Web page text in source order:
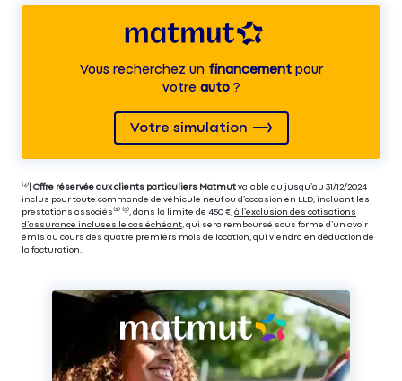
Vous recherchez unfinancementpour
votre auto?
Votre simulation
⁽⁴⁾| Offre réservée aux clients particuliers Matmut valable du jusqu’au 31/12/2024
inclus pour toute commande de véhicule neuf ou d’occasion en LLD, incluant les
prestations associés⁽³⁾ ⁽⁵⁾, dans la limite de 450 €, à l’exclusion des cotisations
d’assurance incluses le cas échéant, qui sera remboursé sous forme d’un avoir
émis au cours des quatre premiers mois de location, qui viendra en déduction de
la facturation.